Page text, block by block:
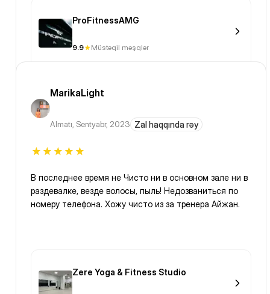
ProFitnessAMG
9.9 Müstəqil məşqlər
MarikaLight
Almatı, Sentyabr, 2023 Zal haqqında rəy
В последнее время не Чисто ни в основном зале ни в
раздевалке, везде волосы, пыль! Недозваниться по
номеру телефона. Хожу чисто из за тренера Айжан.
Zere Yoga & Fitness Studio